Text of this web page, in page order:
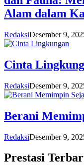
Alam dalam
RedaksiDesember 9,
Cinta
RedaksiDesember 9,
Berani
RedaksiDesember 9,
Prestasi